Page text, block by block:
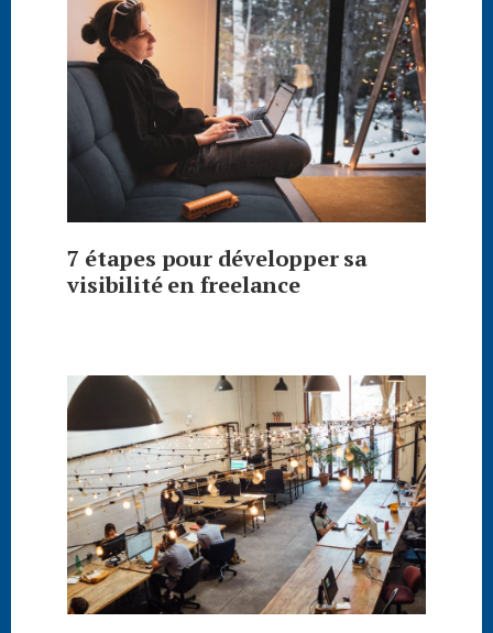
7 étapes pour développer sa
visibilité en freelance